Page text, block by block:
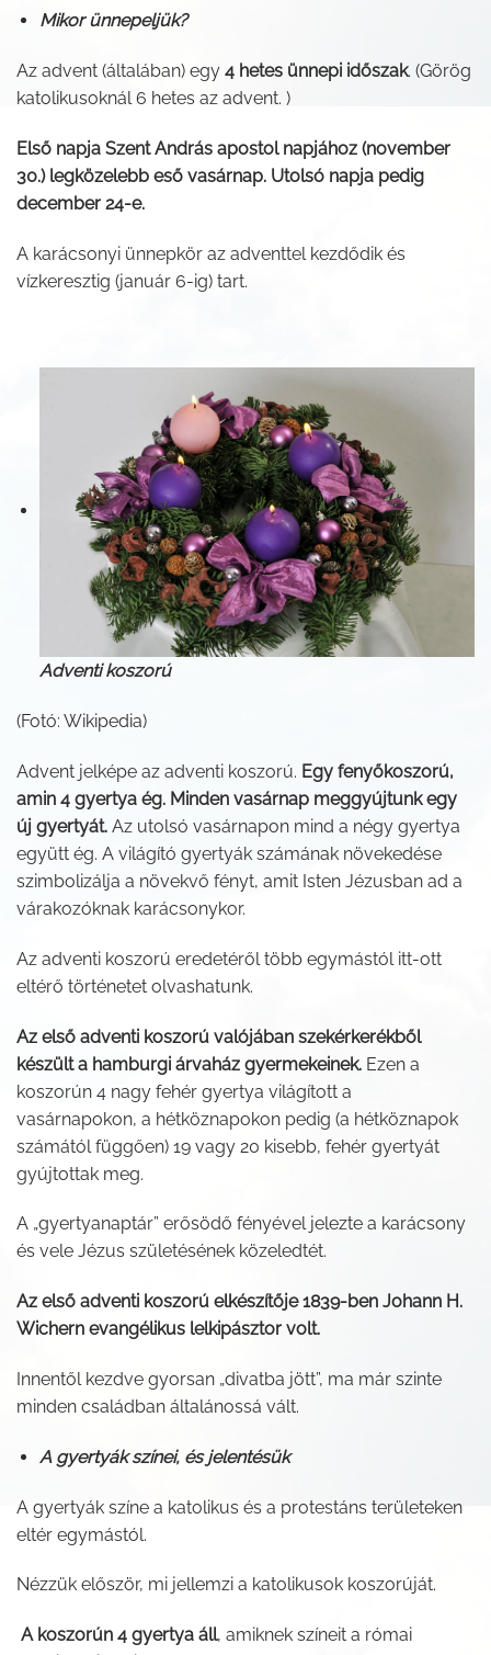
Mikor ünnepeljük?
Az advent (általában) egy 4 hetes ünnepi időszak. (Görög
katolikusoknál 6 hetes az advent. )
Első napja Szent András apostol napjához (november
30.) legközelebb eső vasárnap. Utolsó napja pedig
december 24-e.
A karácsonyi ünnepkör az adventtel kezdődik és
vízkeresztig (január 6-ig) tart.
Adventi koszorú
(Fotó: Wikipedia)
Advent jelképe az adventi koszorú. Egy fenyőkoszorú,
amin 4 gyertya ég. Minden vasárnap meggyújtunk egy
új gyertyát. Az utolsó vasárnapon mind a négy gyertya
együtt ég. A világító gyertyák számának növekedése
szimbolizálja a növekvő fényt, amit Isten Jézusban ad a
várakozóknak karácsonykor.
Az adventi koszorú eredetéről több egymástól itt-ott
eltérő történetet olvashatunk.
Az első adventi koszorú valójában szekérkerékből
készült a hamburgi árvaház gyermekeinek. Ezen a
koszorún 4 nagy fehér gyertya világított a
vasárnapokon, a hétköznapokon pedig (a hétköznapok
számától függően) 19 vagy 20 kisebb, fehér gyertyát
gyújtottak meg.
A „gyertyanaptár” erősödő fényével jelezte a karácsony
és vele Jézus születésének közeledtét.
Az első adventi koszorú elkészítője 1839-ben Johann H.
Wichern evangélikus lelkipásztor volt.
Innentől kezdve gyorsan „divatba jött”, ma már szinte
minden családban általánossá vált.
A gyertyák színei, és jelentésük
A gyertyák színe a katolikus és a protestáns területeken
eltér egymástól.
Nézzük először, mi jellemzi a katolikusok koszorúját.
A koszorún 4 gyertya áll, amiknek színeit a római